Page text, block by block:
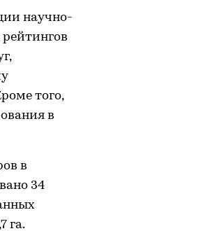
научно-
того,
в
в
34
га.